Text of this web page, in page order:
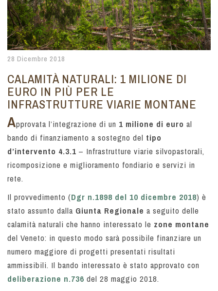
28 Dicembre 2018
CALAMITÀ NATURALI: 1 MILIONE DI
EURO IN PIÙ PER LE
INFRASTRUTTURE VIARIE MONTANE
Approvata l’integrazione di un 1 milione di euro al
bando di finanziamento a sostegno del tipo
d’intervento 4.3.1 – Infrastrutture viarie silvopastorali,
ricomposizione e miglioramento fondiario e servizi in
rete.
Il provvedimento (Dgr n.1898 del 10 dicembre 2018) è
stato assunto dalla Giunta Regionale a seguito delle
calamità naturali che hanno interessato le zone montane
del Veneto: in questo modo sarà possibile finanziare un
numero maggiore di progetti presentati risultati
ammissibili. Il bando interessato è stato approvato con
deliberazione n.736 del 28 maggio 2018.